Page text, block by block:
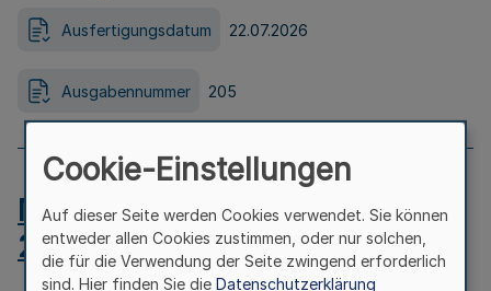
Ausfertigungsdatum 22.07.2026
Ausgabennummer 205
MB.NRW 2026 Nr. 204 vom
24.07.2026
Cookie-Einstellungen
Auf dieser Seite werden Cookies verwendet. Sie können
entweder allen Cookies zustimmen, oder nur solchen,
die für die Verwendung der Seite zwingend erforderlich
sind. Hier finden Sie die Datenschutzerklärung